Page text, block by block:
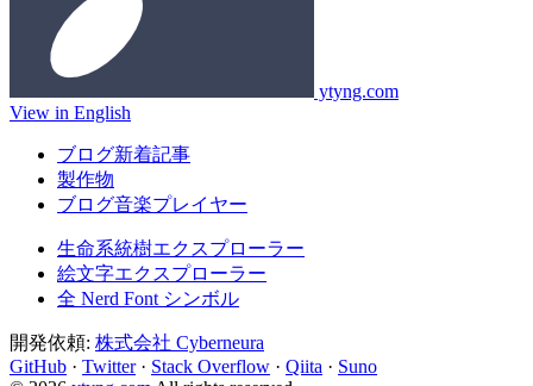
ytyng.com
View in English
ブログ新着記事
製作物
ブログ音楽プレイヤー
生命系統樹エクスプローラー
絵文字エクスプローラー
全 Nerd Font シンボル
開発依頼: 株式会社 Cyberneura
GitHub · Twitter · Stack Overflow · Qiita · Suno